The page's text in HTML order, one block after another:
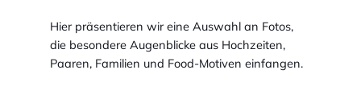
Hier präsentieren wir eine Auswahl an Fotos,
die besondere Augenblicke aus Hochzeiten,
Paaren, Familien und Food-Motiven einfangen.